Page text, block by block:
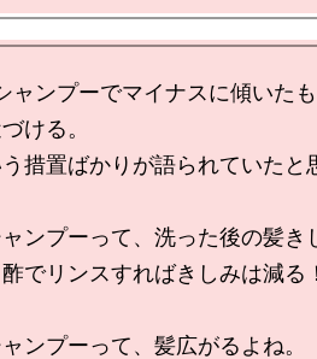
ャンプーでマイナスに傾いた
ける。
措置ばかりが語られていたと
ンプーって、洗った後の髪き
でリンスすればきしみは減る
ンプーって、髪広がるよね。